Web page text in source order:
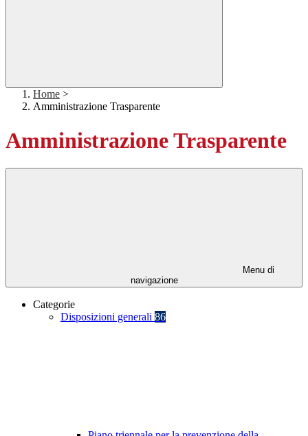
Home >
Amministrazione Trasparente
Amministrazione Trasparente
Menu di
navigazione
Categorie
Disposizioni generali 86